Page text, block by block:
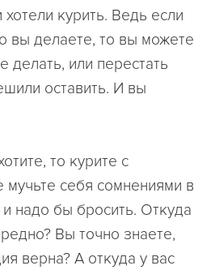
курить. Ведь если
вы делаете, то вы можете
делать, или перестать
оставить. И вы
то курите с
мучьте себя сомнениями в
надо бы бросить. Откуда
Вы точно знаете,
верна? А откуда у вас